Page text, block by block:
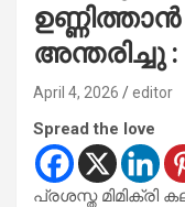
അന്തരിച്ചു
April 4, 2026 editor
Spread the love
പ്രശസ്ത മിമിക്രി